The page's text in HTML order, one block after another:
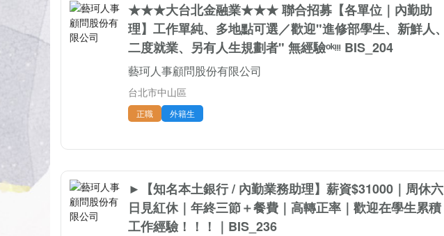
★★★大台北金融業★★★ 聯合招募【各單位｜內勤助
理】工作單純、多地點可選／歡迎"進修部學生、新鮮人、
二度就業、另有人生規劃者" 無經驗ᵒᵏᵎᵎᵎ BIS_204
藝珂人事顧問股份有限公司
台北市中山區
正職 外籍生
►【知名本土銀行 / 內勤業務助理】薪資$31000｜周休六
日見紅休｜年終三節＋餐費｜高轉正率｜歡迎在學生累積
工作經驗！！！｜BIS_236